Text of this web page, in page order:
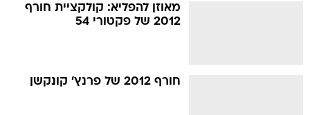
מאוזן להפליא: קולקציית חורף
2012 של פקטורי 54
חורף 2012 של פרנץ' קונקשן